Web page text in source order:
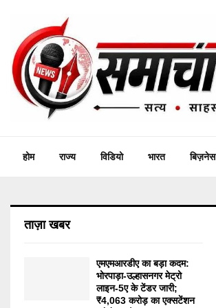
होम राज्य विडियो भारत बिज़नेस
ताज़ा खबर
एमएमआरडीए का बड़ा कदम:
भोरपाड़ा-उल्हासनगर मेट्रो
लाइन-5ए के टेंडर जारी;
₹4,063 करोड़ का एक्सटेंशन